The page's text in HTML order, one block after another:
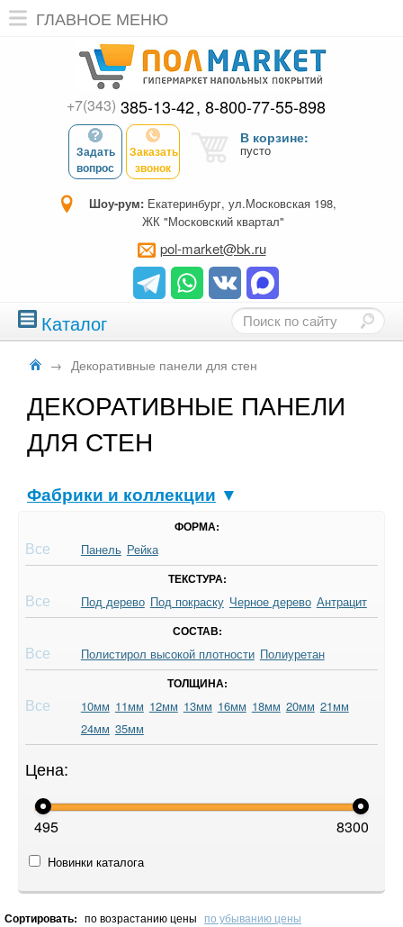
ГЛАВНОЕ МЕНЮ
+7(343) 385-13-42 8-800-77-55-898
Задать
вопрос
Заказать
звонок
В корзине:
пусто
Шоу-рум: Екатеринбург, ул.Московская 198,
ЖК "Московский квартал"
pol-market@bk.ru
Каталог
→ Декоративные панели для стен
ДЕКОРАТИВНЫЕ ПАНЕЛИ
ДЛЯ СТЕН
Фабрики и коллекции ▼
ФОРМА:
Все Панель Рейка
ТЕКСТУРА:
Все Под дерево Под покраску Черное дерево Антрацит
СОСТАВ:
Все Полистирол высокой плотности Полиуретан
ТОЛЩИНА:
Все 10мм 11мм 12мм 13мм 16мм 18мм 20мм 21мм
24мм 35мм
Цена:
495 8300
Новинки каталога
Сортировать: по возрастанию цены по убыванию цены